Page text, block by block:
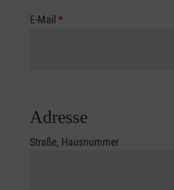
E-Mail *
Adresse
Straße, Hausnummer